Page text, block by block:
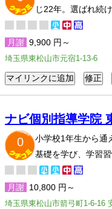
じ22年。選ばれ続
月謝 9,900 円～
埼玉県東松山市元宿1-13-6
ナビ個別指導学院
0
小学校1年生から通
基礎を学び、学習
月謝 10,800 円～
埼玉県東松山市箭弓町1-6-16